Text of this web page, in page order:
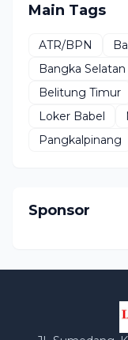
Main Tags
ATR/BPN
Bangka Selatan
Belitung Timur
Loker Babel
Pangkalpinang
Sponsor